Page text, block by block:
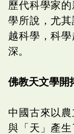
歷代科學家
學所說，尤
越科學，科
深。
佛教天文學開
中國古來以
與「天」產